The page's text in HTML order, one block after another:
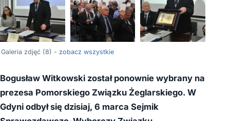
Galeria zdjęć (8) - zobacz wszystkie
Bogusław Witkowski został ponownie wybrany na
prezesa Pomorskiego Związku Żeglarskiego. W
Gdyni odbył się dzisiaj, 6 marca Sejmik